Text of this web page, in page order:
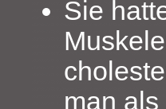
Sie
man